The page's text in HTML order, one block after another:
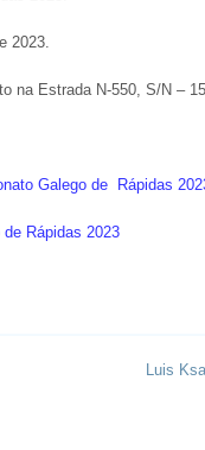
2023.
na Estrada N-550, S/N –
Galego de Rápidas
Rápidas 2023
Luis